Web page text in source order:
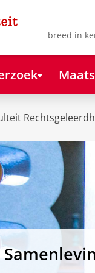
breed in